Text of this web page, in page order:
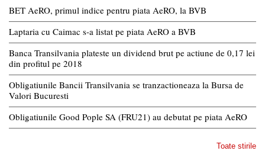
BET AeRO, primul indice pentru piata AeRO, la BVB
Laptaria cu Caimac s-a listat pe piata AeRO a BVB
Banca Transilvania plateste un dividend brut pe actiune de 0,17 lei
din profitul pe 2018
Obligatiunile Bancii Transilvania se tranzactioneaza la Bursa de
Valori Bucuresti
Obligatiunile Good Pople SA (FRU21) au debutat pe piata AeRO
Toate stirile